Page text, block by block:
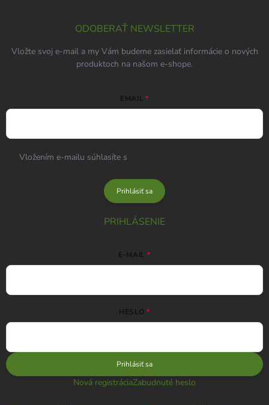
ODOBERAŤ NEWSLETTER
Vložte svoj e-mail a my Vám budeme zasielať informácie o nových
produktoch na našom e-shope.
EMAIL
Vložením e-mailu súhlasíte s
Prihlásiť sa
PRIHLÁSENIE
E-MAIL
HESLO
Prihlásiť sa
Nová registráciaZabudnuté heslo